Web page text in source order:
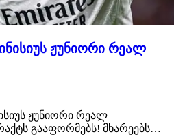
ჟუნიორი რეალ
ჟუნიორი რეალ
გააფორმებს! მხარეებს